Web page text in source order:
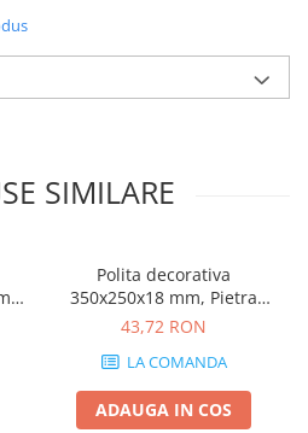
SIMILARE
Polita decorativa
350x250x18 mm, Pietra
Grigia negru F206 ST9,
43,72 RON
LA COMANDA
ADAUGA IN COS